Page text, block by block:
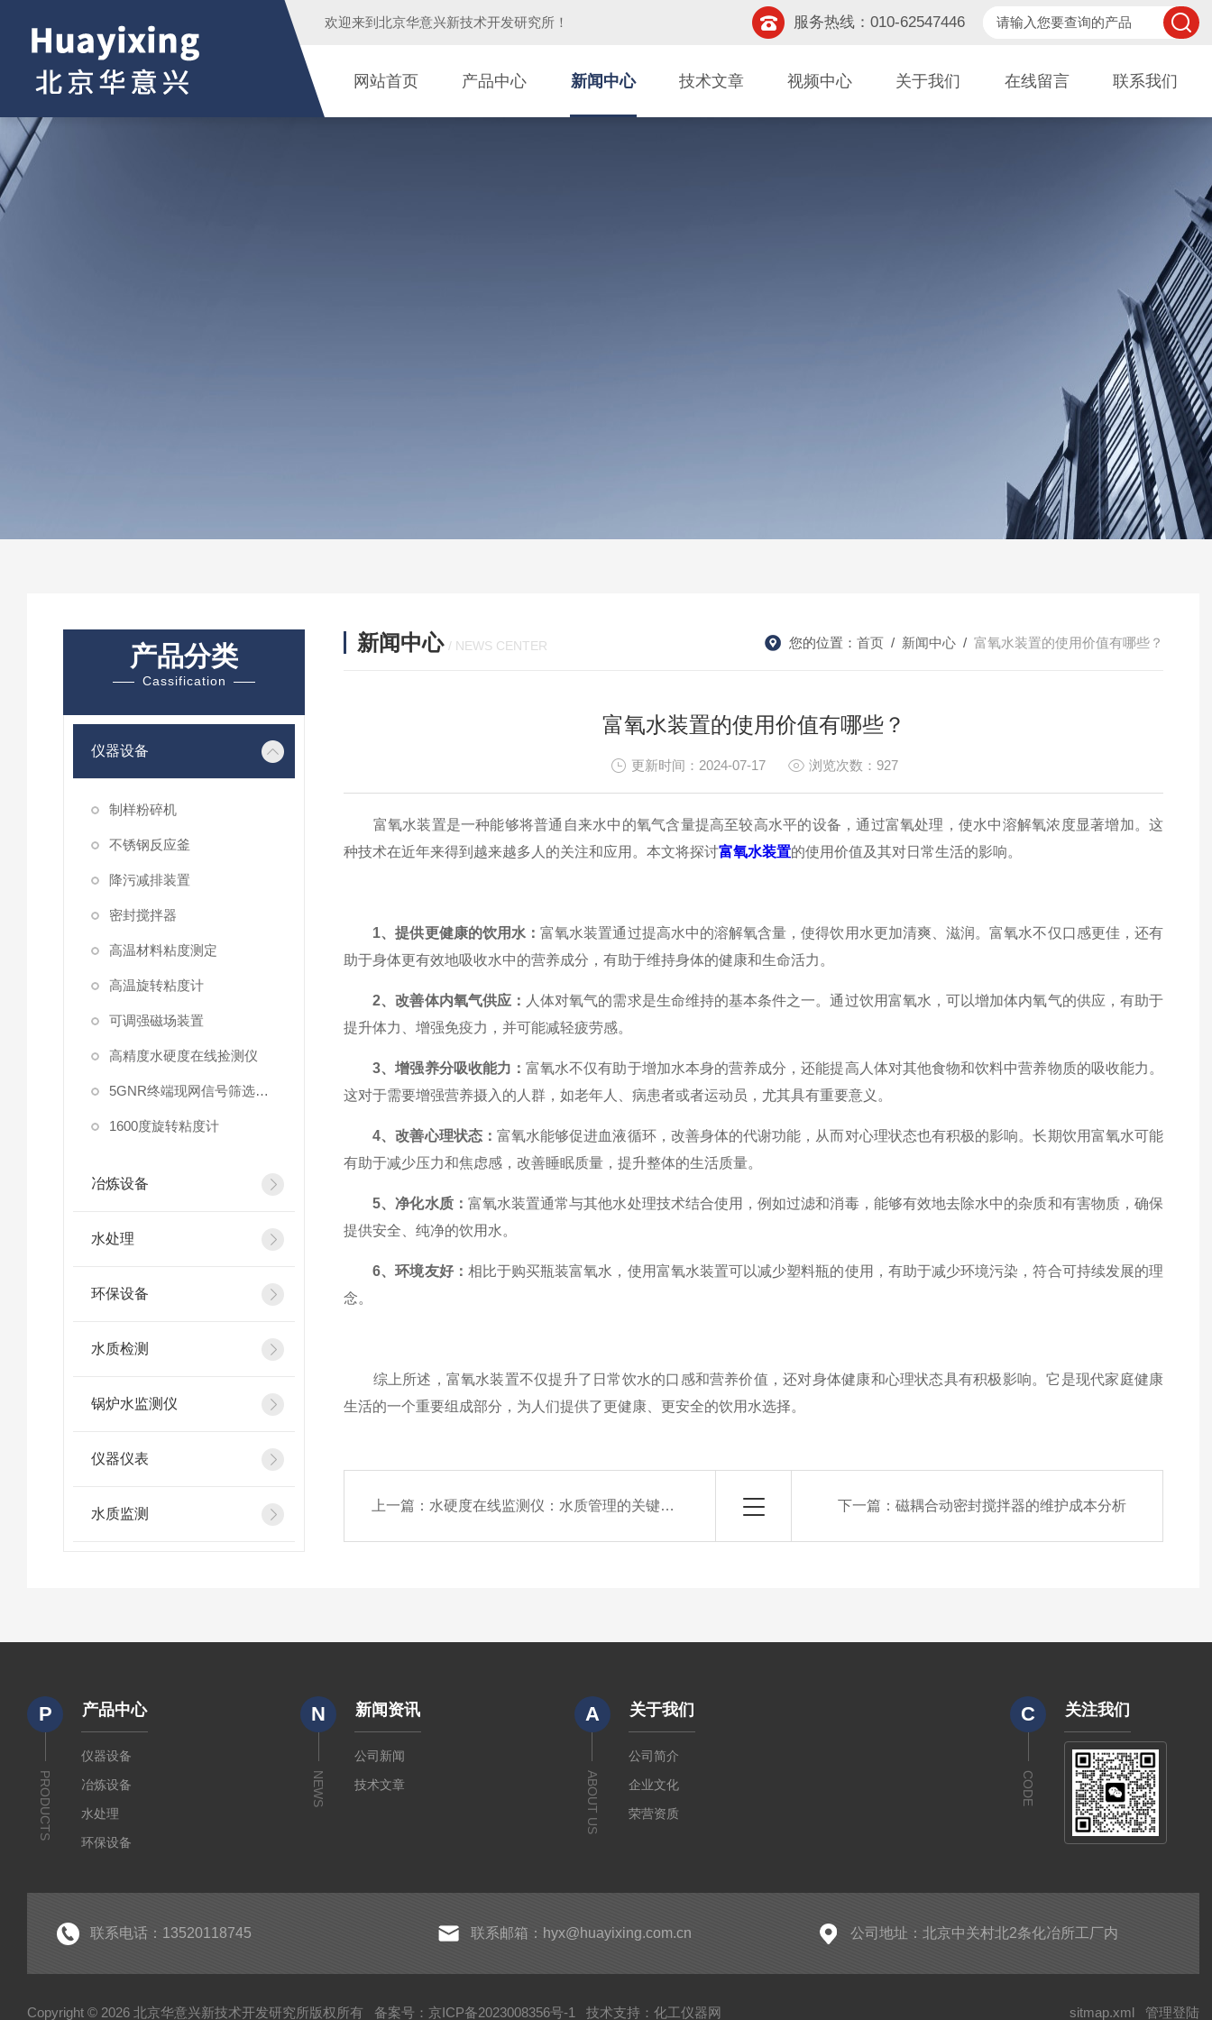
欢迎来到 北京华意兴新技术开发研究所 ！ 服务热线：010-62547446
网站首页 产品中心 新闻中心 技术文章 视频中心 关于我们 在线留言 联系我们
产品分类
Cassification
仪器设备
制样粉碎机
不锈钢反应釜
降污减排装置
密封搅拌器
高温材料粘度测定
高温旋转粘度计
可调强磁场装置
高精度水硬度在线捡测仪
5GNR终端现网信号筛选放大器
1600度旋转粘度计
冶炼设备
水处理
环保设备
水质检测
锅炉水监测仪
仪器仪表
水质监测
新闻中心 / NEWS CENTER 您的位置： 首页 / 新闻中心 / 富氧水装置的使用价值有哪些？
富氧水装置的使用价值有哪些？
更新时间：2024-07-17 浏览次数：927
富氧水装置是一种能够将普通自来水中的氧气含量提高至较高水平的设备，通过富氧处理，使水中溶解氧浓度显著增加。这
种技术在近年来得到越来越多人的关注和应用。本文将探讨富氧水装置的使用价值及其对日常生活的影响。
1、提供更健康的饮用水：富氧水装置通过提高水中的溶解氧含量，使得饮用水更加清爽、滋润。富氧水不仅口感更佳，还有
助于身体更有效地吸收水中的营养成分，有助于维持身体的健康和生命活力。
2、改善体内氧气供应： 人体对氧气的需求是生命维持的基本条件之一。通过饮用富氧水，可以增加体内氧气的供应，有助于
提升体力、增强免疫力，并可能减轻疲劳感。
3、增强养分吸收能力：富氧水不仅有助于增加水本身的营养成分，还能提高人体对其他食物和饮料中营养物质的吸收能力。
这对于需要增强营养摄入的人群，如老年人、病患者或者运动员，尤其具有重要意义。
4、改善心理状态： 富氧水能够促进血液循环，改善身体的代谢功能，从而对心理状态也有积极的影响。长期饮用富氧水可能
有助于减少压力和焦虑感，改善睡眠质量，提升整体的生活质量。
5、净化水质： 富氧水装置通常与其他水处理技术结合使用，例如过滤和消毒，能够有效地去除水中的杂质和有害物质，确保
提供安全、纯净的饮用水。
6、环境友好： 相比于购买瓶装富氧水，使用富氧水装置可以减少塑料瓶的使用，有助于减少环境污染，符合可持续发展的理
念。
综上所述，富氧水装置不仅提升了日常饮水的口感和营养价值，还对身体健康和心理状态具有积极影响。它是现代家庭健康
生活的一个重要组成部分，为人们提供了更健康、更安全的饮用水选择。
上一篇： 水硬度在线监测仪：水质管理的关键工具 下一篇： 磁耦合动密封搅拌器的维护成本分析
P
PRODUCTS
产品中心
仪器设备
冶炼设备
水处理
环保设备
仪器仪表
N
NEWS
新闻资讯
公司新闻
技术文章
A
ABOUT US
关于我们
公司简介
企业文化
荣营资质
C
CODE
关注我们
联系电话：13520118745 联系邮箱：hyx@huayixing.com.cn 公司地址：北京中关村北2条化冶所工厂内
Copyright © 2026 北京华意兴新技术开发研究所版权所有 备案号：京ICP备2023008356号-1 技术支持： 化工仪器网 sitmap.xml 管理登陆